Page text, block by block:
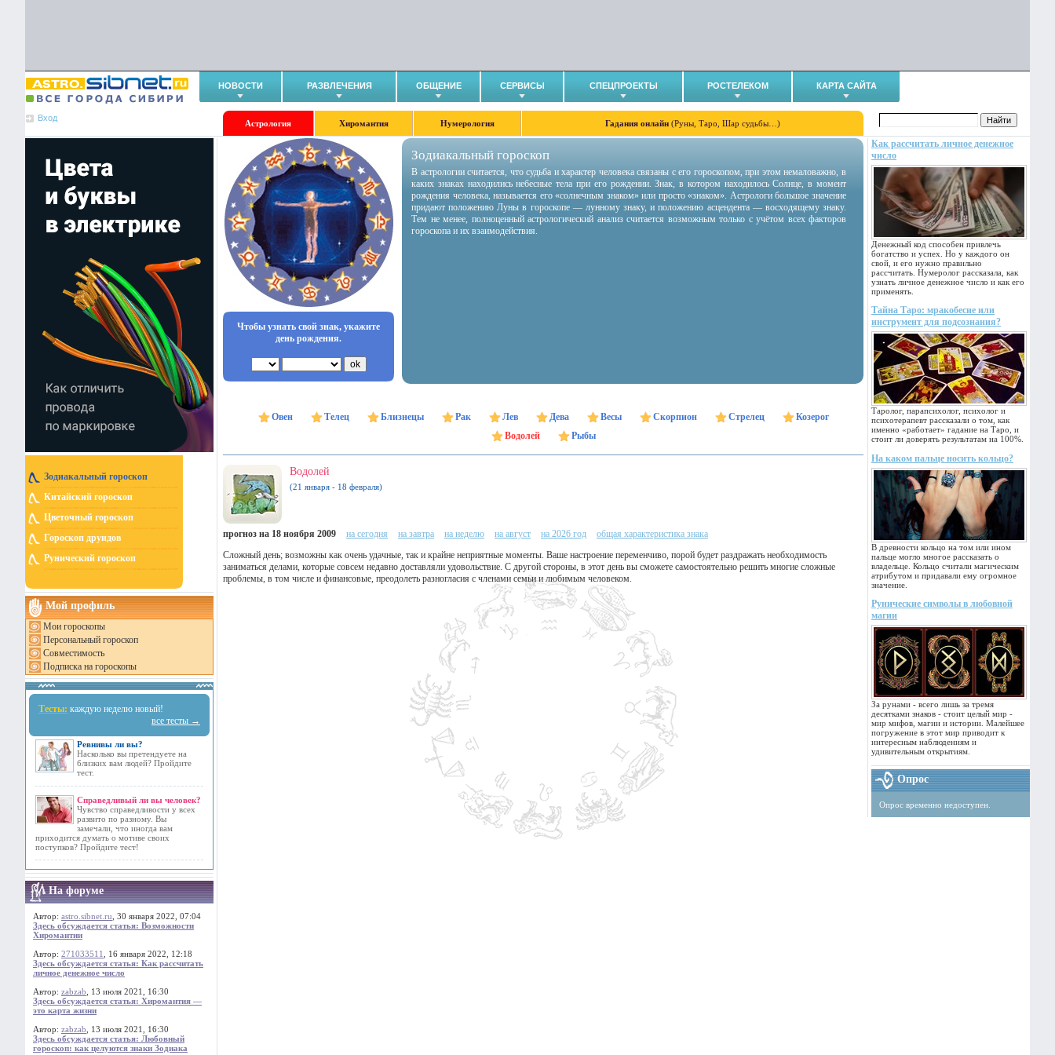
НОВОСТИ РАЗВЛЕЧЕНИЯ ОБЩЕНИЕ СЕРВИСЫ СПЕЦПРОЕКТЫ РОСТЕЛЕКОМ КАРТА САЙТА
Вход
Астрология Хиромантия Нумерология Гадания онлайн (Руны, Таро, Шар судьбы…)
Зодиакальный гороскоп
Китайский гороскоп
Цветочный гороскоп
Гороскоп друидов
Рунический гороскоп
Мой профиль
Мои гороскопы
Персональный гороскоп
Совместимость
Подписка на гороскопы
Тесты: каждую неделю новый!
все тесты →
Ревнивы ли вы?
Насколько вы претендуете на
близких вам людей? Пройдите
тест.
Справедливый ли вы человек?
Чувство справедливости у всех
развито по разному. Вы
замечали, что иногда вам
приходится думать о мотиве своих
поступков? Пройдите тест!
На форуме
Автор: astro.sibnet.ru , 30 января 2022, 07:04
Здесь обсуждается статья: Возможности
Хиромантии
Автор: 271033511
, 16 января 2022, 12:18
Здесь обсуждается статья: Как рассчитать
личное денежное число
Автор: zabzab , 13 июля 2021, 16:30
Здесь обсуждается статья: Хиромантия —
это карта жизни
Автор: zabzab , 13 июля 2021, 16:30
Здесь обсуждается статья: Любовный
гороскоп: как целуются знаки Зодиака
Как рассчитать личное денежное
число
Денежный код способен привлечь
богатство и успех. Но у каждого он
свой, и его нужно правильно
рассчитать. Нумеролог рассказала, как
узнать личное денежное число и как его
применять.
Тайна Таро: мракобесие или
инструмент для подсознания?
Таролог, парапсихолог, психолог и
психотерапевт рассказали о том, как
именно «работает» гадание на Таро, и
стоит ли доверять результатам на 100%.
На каком пальце носить кольцо?
В древности кольцо на том или ином
пальце могло многое рассказать о
владельце. Кольцо считали магическим
атрибутом и придавали ему огромное
значение.
Рунические символы в любовной
магии
За рунами - всего лишь за тремя
десятками знаков - стоит целый мир -
мир мифов, магии и истории. Малейшее
погружение в этот мир приводит к
интересным наблюдениям и
удивительным открытиям.
Опрос
Опрос временно недоступен.
Чтобы узнать свой знак, укажите
день рождения.
Зодиакальный гороскоп
В астрологии считается, что судьба и характер человека связаны с его гороскопом, при этом немаловажно, в
каких знаках находились небесные тела при его рождении. Знак, в котором находилось Солнце, в момент
рождения человека, называется его «солнечным знаком» или просто «знаком». Астрологи большое значение
придают положению Луны в гороскопе — лунному знаку, и положению асцендента — восходящему знаку.
Тем не менее, полноценный астрологический анализ считается возможным только с учётом всех факторов
гороскопа и их взаимодействия.
Овен Телец Близнецы Рак Лев Дева Весы Скорпион Стрелец
Козерог
Водолей
Рыбы
Водолей
(21 января - 18 февраля)
прогноз на 18 ноября 2009 на сегодня на завтра на неделю на август на 2026 год
общая характеристика знака
Сложный день; возможны как очень удачные, так и крайне неприятные моменты. Ваше настроение переменчиво, порой будет раздражать необходимость
заниматься делами, которые совсем недавно доставляли удовольствие. С другой стороны, в этот день вы сможете самостоятельно решить многие сложные
проблемы, в том числе и финансовые, преодолеть разногласия с членами семьи и любимым человеком.